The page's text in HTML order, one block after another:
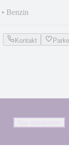
• Benzin
Kontakt